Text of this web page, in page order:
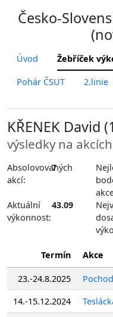
Česko-
Úvod Žebříček
Pohár ČSUT 2.linie
KŘENEK David
výsledky na akcích
Absolovovaných
akcí:
7
Aktuální
výkonnost:
43.09
Termín Akce
23.-24.8.2025
14.-15.12.2024